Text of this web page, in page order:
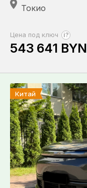
Токио
Цена под ключ ?
543 641 BYN
Китай